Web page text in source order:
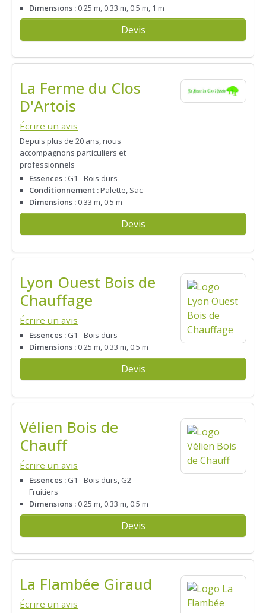
Dimensions : 0.25 m, 0.33 m, 0.5 m, 1 m
Devis
La Ferme du Clos
D'Artois
Écrire un avis
Depuis plus de 20 ans, nous
accompagnons particuliers et
professionnels
Essences : G1 - Bois durs
Conditionnement :Palette, Sac
Dimensions : 0.33 m, 0.5 m
Devis
Lyon Ouest Bois de
Chauffage
Écrire un avis
Essences : G1 - Bois durs
Dimensions : 0.25 m, 0.33 m, 0.5 m
Devis
Vélien Bois de
Chauff
Écrire un avis
Essences : G1 - Bois durs, G2 -
Fruitiers
Dimensions : 0.25 m, 0.33 m, 0.5 m
Devis
La Flambée Giraud
Écrire un avis